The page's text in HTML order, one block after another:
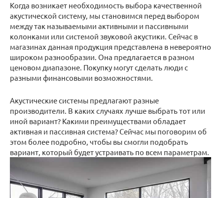
Когда возникает необходимость выбора качественной
акустической систему, мы становимся перед выбором
между так называемыми активными и пассивными
колонками или системой звуковой акустики. Сейчас в
магазинах данная продукция представлена в невероятно
широком разнообразии. Она предлагается в разном
ценовом диапазоне. Покупку могут сделать люди с
разными финансовыми возможностями.
Акустические системы предлагают разные
производители. В каких случаях лучше выбрать тот или
иной вариант? Какими преимуществами обладает
активная и пассивная система? Сейчас мы поговорим об
этом более подробно, чтобы вы смогли подобрать
вариант, который будет устраивать по всем параметрам.